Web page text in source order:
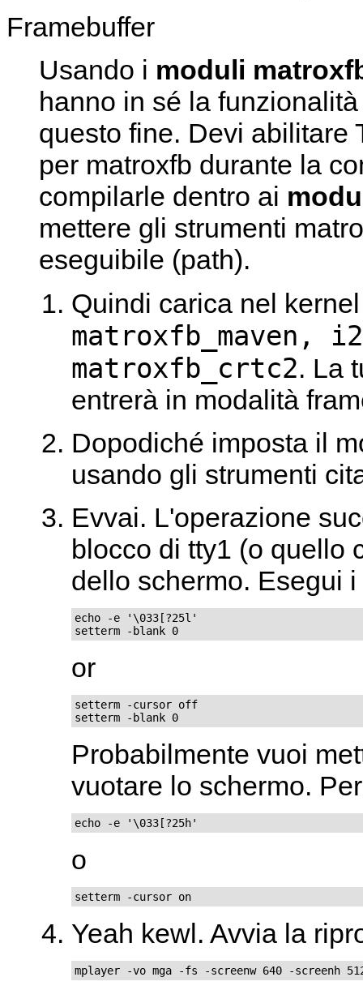
Framebuffer
Usando i moduli
hanno in sé la
questo fine. Devi abilitare
per matroxfb durante la
compilarle dentro ai
mettere gli strumenti
eseguibile (path).
Quindi carica nel
matroxfb_maven,
matroxfb_crtc2. La
entrerà in modalità
Dopodiché imposta il
usando gli strumenti
Evvai. L'operazione
blocco di tty1 (o quello
dello schermo. Esegui
echo -e '\033[?25l'
setterm -blank 0
or
setterm -cursor off
setterm -blank 0
Probabilmente vuoi
vuotare lo schermo.
echo -e '\033[?25h'
o
setterm -cursor on
Yeah kewl. Avvia la
mplayer -vo mga -fs -screenw 640 -screenh